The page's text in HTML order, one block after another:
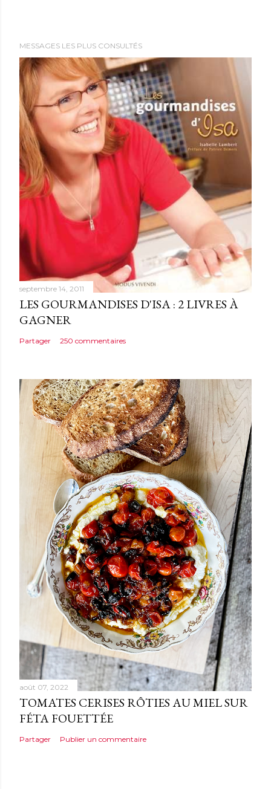
r
u
n
c
o
m
m
e
n
t
a
i
r
e
MESSAGES LES PLUS CONSULTÉS
septembre 14, 2011
LES GOURMANDISES D'ISA : 2 LIVRES À
GAGNER
Partager 250 commentaires
août 07, 2022
TOMATES CERISES RÔTIES AU MIEL SUR
FÉTA FOUETTÉE
Partager Publier un commentaire